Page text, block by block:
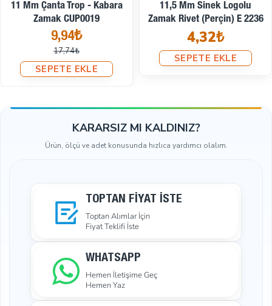
5 Mm Anahtarlık Trop -
Kabara Zamak CUP0020
11,26₺
SEPETE EKLE
Sade Metal Rivet 9
Boy ( 250 Ad/Paket )
655,04₺
SEPETE EKLE
KARARSIZ MI KALDINIZ?
Ürün, ölçü ve adet konusunda hızlıca yardımcı olalım.
TOPTAN FIYAT İSTE
Toptan Alımlar İçin
Fiyat Teklifi İste
WHATSAPP
Hemen İletişime Geç
Hemen Yaz